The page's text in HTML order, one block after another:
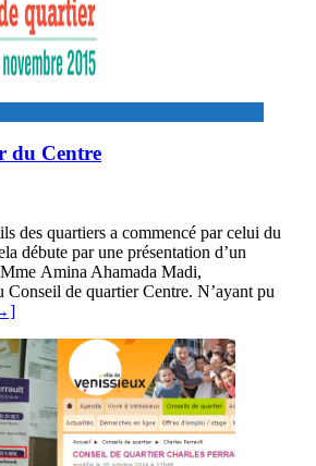
du Centre
des quartiers a commencé par celui du
débute par une présentation d’un
Amina Ahamada Madi,
Conseil de quartier Centre. N’ayant pu